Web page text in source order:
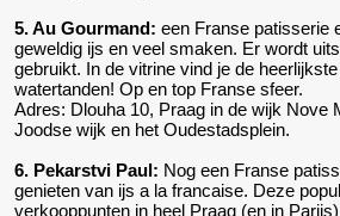
5. Au Gourmand: een Franse patisserie
geweldig ijs en veel smaken. Er wordt
gebruikt. In de vitrine vind je de
watertanden! Op en top Franse sfeer.
Adres: Dlouha 10, Praag in de wijk Nove
Joodse wijk en het Oudestadsplein.
6. Pekarstvi Paul: Nog een Franse
genieten van ijs a la francaise. Deze
verkooppunten in heel Praag (en in